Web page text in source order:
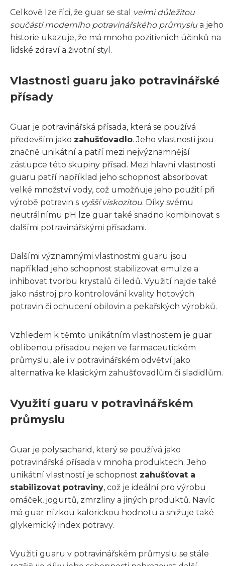
Celkově lze říci, že guar se stal
velmi důležitou
součástí moderního potravinářského průmyslu a jeho
historie ukazuje, že má mnoho pozitivních účinků na
lidské zdraví a životní styl.
Vlastnosti guaru jako potravinářské
přísady
Guar je potravinářská přísada, která se používá
především jako zahušťovadlo. Jeho vlastnosti jsou
značně unikátní a patří mezi nejvýznamnější
zástupce této skupiny přísad. Mezi hlavní vlastnosti
guaru patří například jeho schopnost absorbovat
velké množství vody, což umožňuje jeho použití při
výrobě potravin s vyšší viskozitou. Díky svému
neutrálnímu pH lze guar také snadno kombinovat s
dalšími potravinářskými přísadami.
Dalšími významnými vlastnostmi guaru jsou
například jeho schopnost stabilizovat emulze a
inhibovat tvorbu krystalů či ledů. Využití najde také
jako nástroj pro kontrolování kvality hotových
potravin či ochucení obilovin a pekařských výrobků.
Vzhledem k těmto unikátním vlastnostem je guar
oblíbenou přísadou nejen ve farmaceutickém
průmyslu, ale i v potravinářském odvětví jako
alternativa ke klasickým zahušťovadlům či sladidlům.
Využití guaru v potravinářském
průmyslu
Guar je polysacharid, který se používá jako
potravinářská přísada v mnoha produktech. Jeho
unikátní vlastností je schopnost zahušťovat a
stabilizovat potraviny, což je ideální pro výrobu
omáček, jogurtů, zmrzliny a jiných produktů. Navíc
má guar nízkou kalorickou hodnotu a snižuje také
glykemický index potravy.
Využití guaru v potravinářském průmyslu se stále